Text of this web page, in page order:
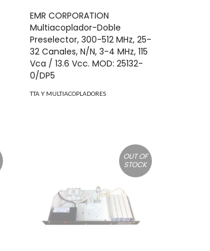
EMR CORPORATION
Multiacoplador-Doble
Preselector, 300-512 MHz, 25-
32 Canales, N/N, 3-4 MHz, 115
Vca / 13.6 Vcc. MOD: 25132-
0/DP5
TTA Y MULTIACOPLADORES
OUT OF
STOCK